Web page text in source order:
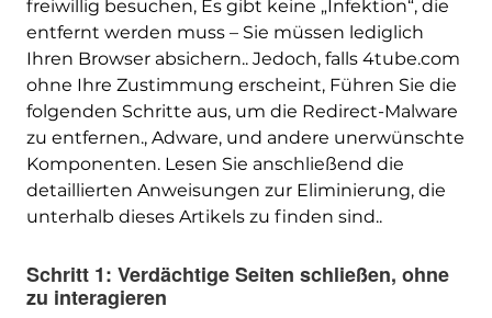
freiwillig besuchen, Es gibt keine „Infektion“, die
entfernt werden muss – Sie müssen lediglich
Ihren Browser absichern.. Jedoch, falls 4tube.com
ohne Ihre Zustimmung erscheint, Führen Sie die
folgenden Schritte aus, um die Redirect-Malware
zu entfernen., Adware, und andere unerwünschte
Komponenten. Lesen Sie anschließend die
detaillierten Anweisungen zur Eliminierung, die
unterhalb dieses Artikels zu finden sind..
Schritt 1: Verdächtige Seiten schließen, ohne
zu interagieren